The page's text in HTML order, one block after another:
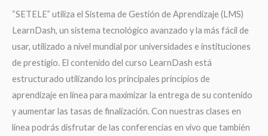
“SETELE” utiliza el Sistema de Gestión de Aprendizaje (LMS)
LearnDash, un sistema tecnológico avanzado y la más fácil de
usar, utilizado a nivel mundial por universidades e instituciones
de prestigio. El contenido del curso LearnDash está
estructurado utilizando los principales principios de
aprendizaje en línea para maximizar la entrega de su contenido
y aumentar las tasas de finalización. Con nuestras clases en
línea podrás disfrutar de las conferencias en vivo que también